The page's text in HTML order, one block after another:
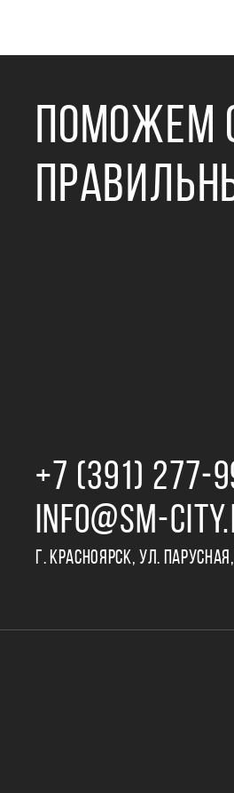
ПОМОЖЕМ
+7 (391)
INFO@SM-
Г. КРАСНОЯРСК, УЛ.